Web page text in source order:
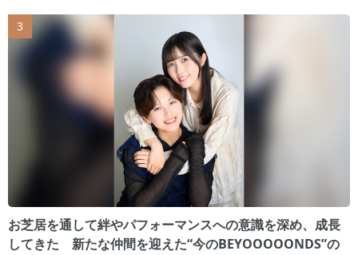
お芝居を通して絆やパフォーマンスへの意識を深め、成長
してきた 新たな仲間を迎えた“今のBEYOOOOONDS”の